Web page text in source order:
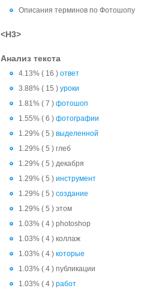
Описания терминов по Фотошопу
<H3>
Анализ текста
4.13% ( 16 )ответ
3.88% ( 15 )уроки
1.81% ( 7 )фотошоп
1.55% ( 6 )фотографии
1.29% ( 5 )выделенной
1.29% ( 5 ) глеб
1.29% ( 5 ) декабря
1.29% ( 5 )инструмент
1.29% ( 5 )создание
1.29% ( 5 ) этом
1.03% ( 4 ) photoshop
1.03% ( 4 ) коллаж
1.03% ( 4 )которые
1.03% ( 4 ) публикации
1.03% ( 4 )работ